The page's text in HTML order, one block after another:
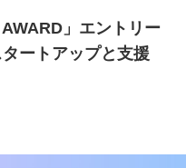
」エントリー
ートアップと支援